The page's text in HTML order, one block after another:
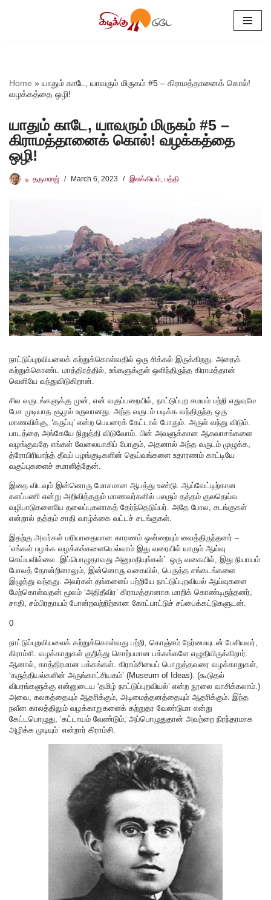
Home » யாதும் காடே, யாவரும் மிருகம் #5 – கிராமத்தானைக் கொல்!
வழக்கத்தை ஒழி!
யாதும் காடே, யாவரும் மிருகம் #5 –
கிராமத்தானைக் கொல்! வழக்கத்தை
ஒழி!
டி. தருமராஜ் March 6, 2023 இலக்கியம் பத்தி
நாட்டுப்புறவியலைக் கற்றுக்கொள்வதில் ஒரு சிக்கல் இருக்கிறது. அதைக்
கற்றுக்கொண்ட மாத்திரத்தில், உங்களுக்குள் ஒளிந்திருந்த கிராமத்தான்
வெளியே வந்துவிடுகிறான்.
சில வருடங்களுக்கு முன், என் வகுப்பறையில், நாட்டுப்புற சமயம் பற்றி எதுவுமே
பேச முடியாத சூழல் உருவானது. அந்த வருடம் படிக்க வந்திருந்த ஒரு
மாணவிக்கு, ‘கருப்பு’ என்ற பெயரைக் கேட்டால் போதும். அருள் வந்து விடும்.
பாடத்தை அங்கேயே நிறுத்தி விடுவோம். பின் அவளுக்கான ஆசுவாசங்களை
வழங்குவதே எங்கள் வேலையாகிப் போகும், அதனால் அந்த வருடம் முழுக்க,
த்ரோபிரியாந்த் தீவுப் பழங்குடிகளின் தெய்வங்களை உதாரணம் காட்டியே
வகுப்புகளைச் சமாளித்தேன்.
இதை விடவும் இன்னொரு மோசமான ஆபத்து உண்டு. ஆய்வேட்டிற்கான
களப்பணி என்று அறிவித்ததும் மாணவர்களில் பலரும் தத்தம் குலதெய்வ
வழிபாடுகளையே தலைப்புகளாகத் தேர்ந்தெடுப்பர். அதே போல, சடங்குகள்
என்றால் தத்தம் சாதி வாழ்க்கை வட்டச் சடங்குகள்.
இதற்கு அவர்கள் மரியாதையான காரணம் ஒன்றையும் வைத்திருந்தனர் –
‘எங்கள் பழக்க வழக்கங்களையெல்லாம் இது வரையில் யாரும் ஆய்வு
செய்யவில்லை. இப்பொழுதாவது அனுமதியுங்கள்’. ஒரு வகையில், இது நியாயம்
போலத் தோன்றினாலும், இன்னொரு வகையில், பெருத்த சங்கடங்களை
இழுத்து வந்தது. அவர்கள் தங்களைப் பற்றியே நாட்டுப்புறவியல் ஆய்வுகளை
மேற்கொள்வதன் மூலம் ‘அதிதீவிர’ கிராமத்தானாக மாறிக் கொண்டிருந்தனர்;
சாதி, சம்பிரதாயம் போன்றவற்றிற்கான கோட்பாட்டுச் சப்பைக்கட்டுகளுடன்.
0
நாட்டுப்புறவியலைக் கற்றுக்கொள்வது பற்றி, கொஞ்சம் நேர்மையுடன் பேசியவர்,
கிராம்சி. வழக்காறுகள் குறித்து சொற்பமான பக்கங்களே எழுதியிருக்கிறார்.
ஆனால், காத்திரமான பக்கங்கள். கிராம்சியைப் பொறுத்தவரை வழக்காறுகள்,
‘கருத்தியல்களின் அருங்காட்சியகம்’ (Museum of Ideas). (கூடுதல்
விபரங்களுக்கு என்னுடைய ‘தமிழ் நாட்டுப்புறவியல்’ என்ற நூலை வாசிக்கலாம்.)
அவை, கலகத்தையும் ஆதரிக்கும், அடிமைத்தனத்தையும் ஆதரிக்கும். இந்த
நவீன காலத்திலும் வழக்காறுகளைக் கற்றுதர வேண்டுமா என்று
கேட்டபொழுது, ‘கட்டாயம் வேண்டும்; அப்பொழுதுதான் அவற்றை நிரந்தரமாக
அழிக்க முடியும்’ என்றார் கிராம்சி.